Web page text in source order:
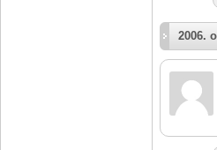
2006.